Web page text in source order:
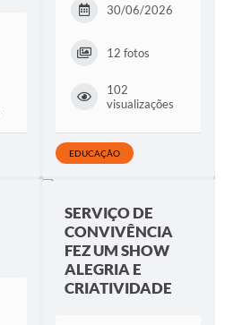
30/06/2026
12 fotos
102
visualizações
EDUCAÇÃO
SERVIÇO DE
CONVIVÊNCIA
FEZ UM SHOW
ALEGRIA E
CRIATIVIDADE